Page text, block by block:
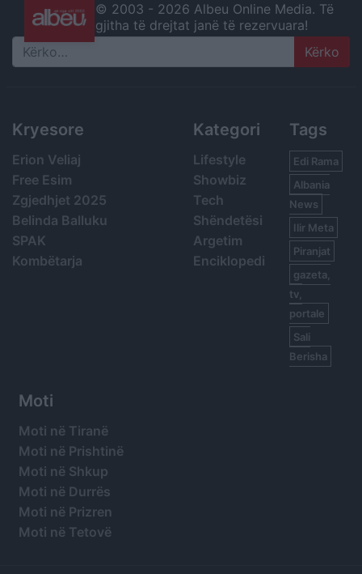
© 2003 - 2026 Albeu Online Media. Të
gjitha të drejtat janë të rezervuara!
Search
Kryesore
Erion Veliaj
Free Esim
Zgjedhjet 2025
Belinda Balluku
SPAK
Kombëtarja
Kategori
Lifestyle
Showbiz
Tech
Shëndetësi
Argetim
Enciklopedi
Tags
Edi Rama
Albania
News
Ilir Meta
Piranjat
gazeta,
tv,
portale
Sali
Berisha
Moti
Moti në Tiranë
Moti në Prishtinë
Moti në Shkup
Moti në Durrës
Moti në Prizren
Moti në Tetovë